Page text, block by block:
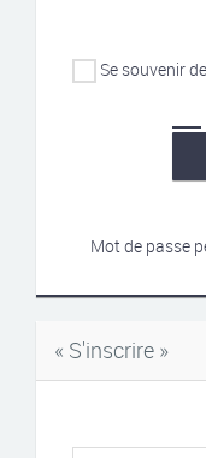
Se souvenir
Mot de passe
« S'inscrire »